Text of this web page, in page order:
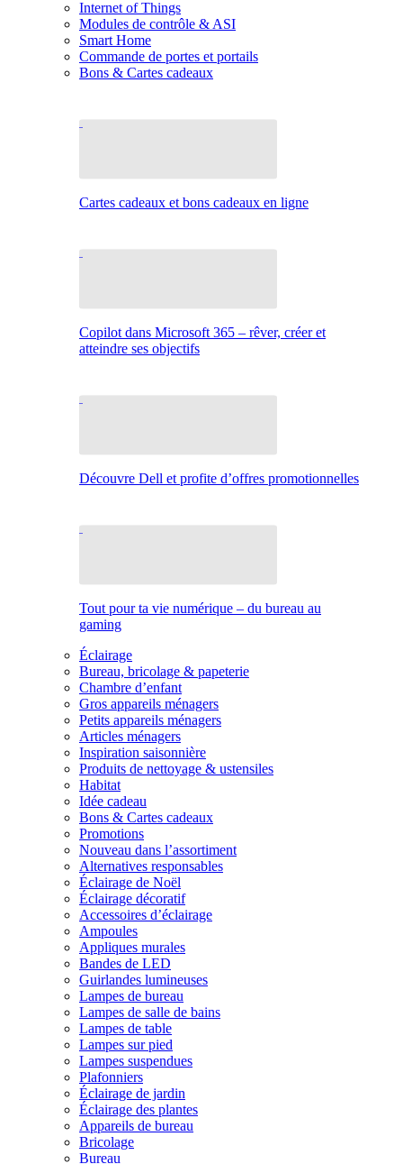
Internet of Things
Modules de contrôle & ASI
Smart Home
Commande de portes et portails
Bons & Cartes cadeaux
Cartes cadeaux et bons cadeaux en ligne
Copilot dans Microsoft 365 – rêver, créer et
atteindre ses objectifs
Découvre Dell et profite d’offres promotionnelles
Tout pour ta vie numérique – du bureau au
gaming
Éclairage
Bureau, bricolage & papeterie
Chambre d’enfant
Gros appareils ménagers
Petits appareils ménagers
Articles ménagers
Inspiration saisonnière
Produits de nettoyage & ustensiles
Habitat
Idée cadeau
Bons & Cartes cadeaux
Promotions
Nouveau dans l’assortiment
Alternatives responsables
Éclairage de Noël
Éclairage décoratif
Accessoires d’éclairage
Ampoules
Appliques murales
Bandes de LED
Guirlandes lumineuses
Lampes de bureau
Lampes de salle de bains
Lampes de table
Lampes sur pied
Lampes suspendues
Plafonniers
Éclairage de jardin
Éclairage des plantes
Appareils de bureau
Bricolage
Bureau